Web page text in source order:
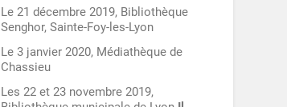
Le 21 décembre 2019, Bibliothèque
Senghor, Sainte-Foy-les-Lyon
Le 3 janvier 2020, Médiathèque de
Chassieu
Les 22 et 23 novembre 2019,